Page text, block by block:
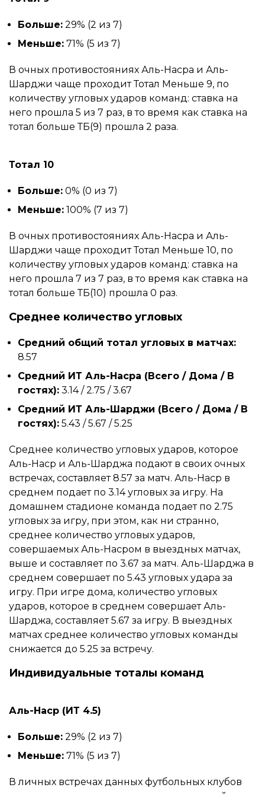
Больше: 29% (2 из 7)
Меньше: 71% (5 из 7)
В очных противостояниях Аль-Насра и Аль-
Шарджи чаще проходит Тотал Меньше 9, по
количеству угловых ударов команд: ставка на
него прошла 5 из 7 раз, в то время как ставка на
тотал больше ТБ(9) прошла 2 раза.
Тотал 10
Больше: 0% (0 из 7)
Меньше: 100% (7 из 7)
В очных противостояниях Аль-Насра и Аль-
Шарджи чаще проходит Тотал Меньше 10, по
количеству угловых ударов команд: ставка на
него прошла 7 из 7 раз, в то время как ставка на
тотал больше ТБ(10) прошла 0 раз.
Среднее количество угловых
Средний общий тотал угловых в матчах:
8.57
Средний ИТ Аль-Насра (Всего / Дома / В
гостях): 3.14 / 2.75 / 3.67
Средний ИТ Аль-Шарджи (Всего / Дома / В
гостях): 5.43 / 5.67 / 5.25
Среднее количество угловых ударов, которое
Аль-Наср и Аль-Шарджа подают в своих очных
встречах, составляет 8.57 за матч. Аль-Наср в
среднем подает по 3.14 угловых за игру. На
домашнем стадионе команда подает по 2.75
угловых за игру, при этом, как ни странно,
среднее количество угловых ударов,
совершаемых Аль-Насром в выездных матчах,
выше и составляет по 3.67 за матч. Аль-Шарджа в
среднем совершает по 5.43 угловых удара за
игру. При игре дома, количество угловых
ударов, которое в среднем совершает Аль-
Шарджа, составляет 5.67 за игру. В выездных
матчах среднее количество угловых команды
снижается до 5.25 за встречу.
Индивидуальные тоталы команд
Аль-Наср (ИТ 4.5)
Больше: 29% (2 из 7)
Меньше: 71% (5 из 7)
В личных встречах данных футбольных клубов